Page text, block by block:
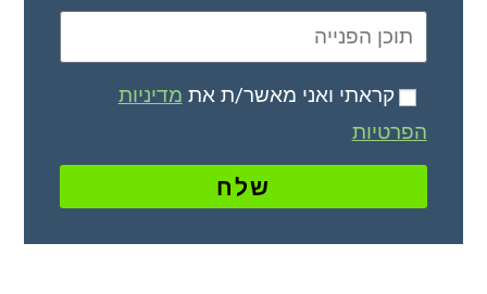
קראתי ואני מאשר/ת את מדיניות
הפרטיות
שלח